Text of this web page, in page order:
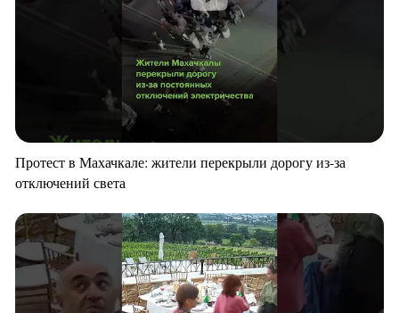
Протест в Махачкале: жители перекрыли дорогу из-за
отключений света